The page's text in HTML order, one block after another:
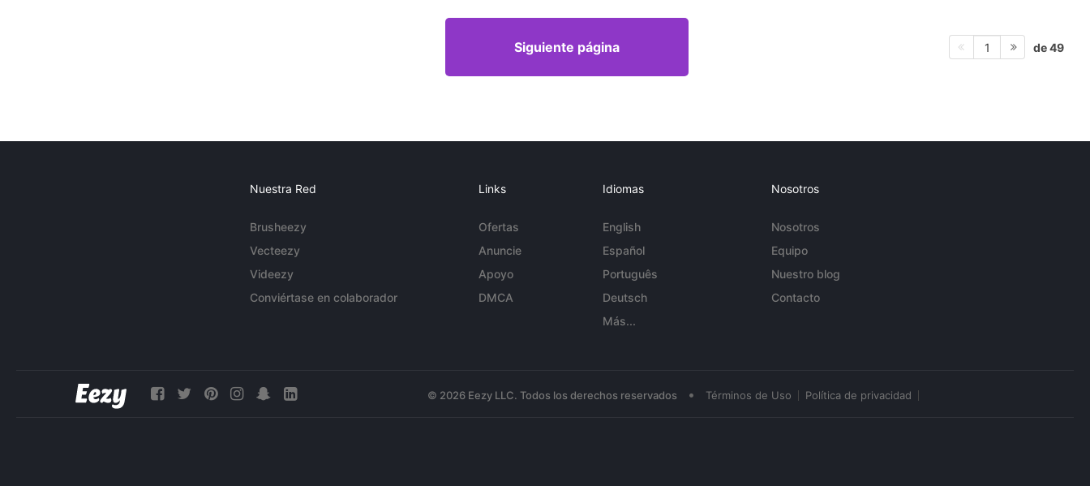
Siguiente página 1 de 49
Nuestra Red
Brusheezy
Vecteezy
Videezy
Conviértase en colaborador
Links
Ofertas
Anuncie
Apoyo
DMCA
Idiomas
English
Español
Português
Deutsch
Más...
Nosotros
Nosotros
Equipo
Nuestro blog
Contacto
© 2026 Eezy LLC. Todos los derechos reservados • Términos de Uso Política de privacidad